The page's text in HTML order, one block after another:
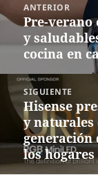
de
entradas
ANTERIOR
Entrada
anterior:
Pre-verano
y
cocina en
SIGUIENTE
Siguiente
entrada:
Hisense
y
generación
los